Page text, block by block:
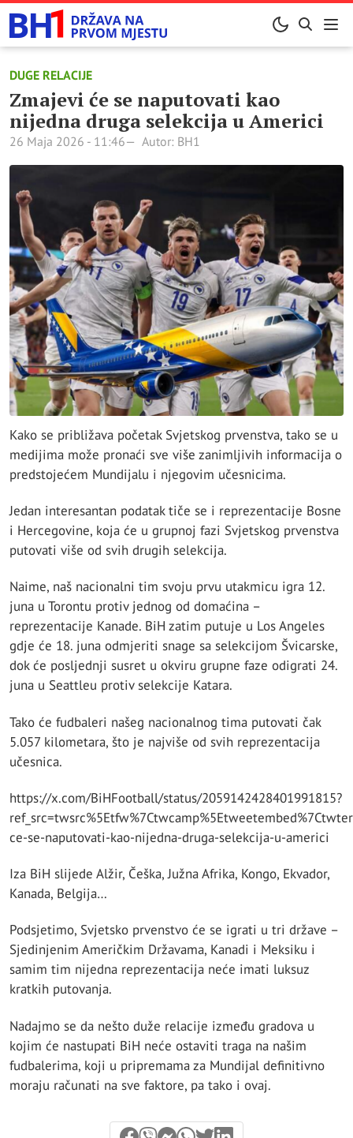
DUGE RELACIJE
Zmajevi će se naputovati kao
nijedna druga selekcija u Americi
26 Maja 2026 - 11:46 Autor: BH1
Kako se približava početak Svjetskog prvenstva, tako se u
medijima može pronaći sve više zanimljivih informacija o
predstojećem Mundijalu i njegovim učesnicima.
Jedan interesantan podatak tiče se i reprezentacije Bosne
i Hercegovine, koja će u grupnoj fazi Svjetskog prvenstva
putovati više od svih drugih selekcija.
Naime, naš nacionalni tim svoju prvu utakmicu igra 12.
juna u Torontu protiv jednog od domaćina –
reprezentacije Kanade. BiH zatim putuje u Los Angeles
gdje će 18. juna odmjeriti snage sa selekcijom Švicarske,
dok će posljednji susret u okviru grupne faze odigrati 24.
juna u Seattleu protiv selekcije Katara.
Tako će fudbaleri našeg nacionalnog tima putovati čak
5.057 kilometara, što je najviše od svih reprezentacija
učesnica.
https://x.com/BiHFootball/status/2059142428401991815?
ce-se-naputovati-kao-nijedna-druga-selekcija-u-americi
Iza BiH slijede Alžir, Češka, Južna Afrika, Kongo, Ekvador,
Kanada, Belgija…
Podsjetimo, Svjetsko prvenstvo će se igrati u tri države –
Sjedinjenim Američkim Državama, Kanadi i Meksiku i
samim tim nijedna reprezentacija neće imati luksuz
kratkih putovanja.
Nadajmo se da nešto duže relacije između gradova u
kojim će nastupati BiH neće ostaviti traga na našim
fudbalerima, koji u pripremama za Mundijal definitivno
moraju računati na sve faktore, pa tako i ovaj.